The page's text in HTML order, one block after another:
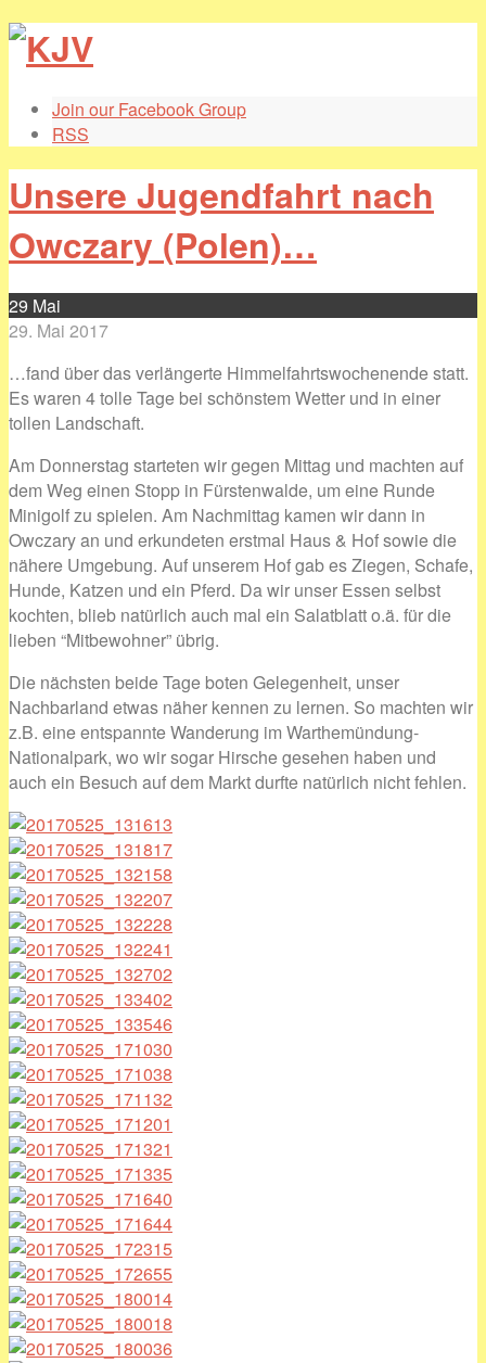
Join our Facebook Group
RSS
Unsere Jugendfahrt nach
Owczary (Polen)…
29 Mai
29. Mai 2017
…fand über das verlängerte Himmelfahrtswochenende statt.
Es waren 4 tolle Tage bei schönstem Wetter und in einer
tollen Landschaft.
Am Donnerstag starteten wir gegen Mittag und machten auf
dem Weg einen Stopp in Fürstenwalde, um eine Runde
Minigolf zu spielen. Am Nachmittag kamen wir dann in
Owczary an und erkundeten erstmal Haus & Hof sowie die
nähere Umgebung. Auf unserem Hof gab es Ziegen, Schafe,
Hunde, Katzen und ein Pferd. Da wir unser Essen selbst
kochten, blieb natürlich auch mal ein Salatblatt o.ä. für die
lieben “Mitbewohner” übrig.
Die nächsten beide Tage boten Gelegenheit, unser
Nachbarland etwas näher kennen zu lernen. So machten wir
z.B. eine entspannte Wanderung im Warthemündung-
Nationalpark, wo wir sogar Hirsche gesehen haben und
auch ein Besuch auf dem Markt durfte natürlich nicht fehlen.